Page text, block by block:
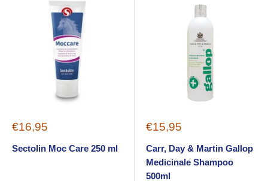
Sale
€16,95
Sectolin Moc Care 250 ml
Sale
€15,95
Carr, Day & Martin Gallop
Medicinale Shampoo
500ml